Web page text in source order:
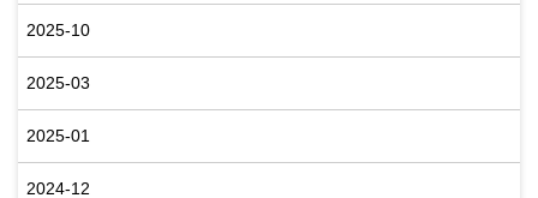
2025-10
2025-03
2025-01
2024-12